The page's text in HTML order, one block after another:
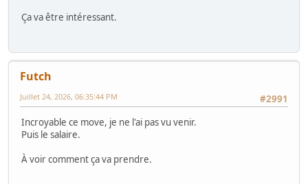
Ça va être intéressant.
Futch
#2991
Juillet 24, 2026, 06:35:44 PM
Incroyable ce move, je ne l'ai pas vu venir.
Puis le salaire.
À voir comment ça va prendre.